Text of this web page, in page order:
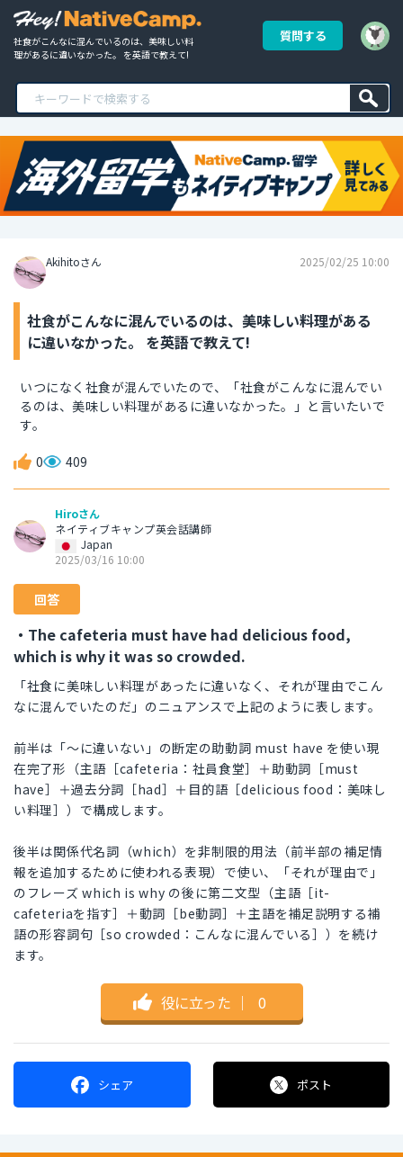
社食がこんなに混んでいるのは、美味しい料
理があるに違いなかった。 を英語で教えて!
質問する
Akihitoさん 2025/02/25 10:00
社食がこんなに混んでいるのは、美味しい料理がある
に違いなかった。 を英語で教えて!
いつになく社食が混んでいたので、「社食がこんなに混んでい
るのは、美味しい料理があるに違いなかった。」と言いたいで
す。
0 409
Hiroさん
ネイティブキャンプ英会話講師
Japan
2025/03/16 10:00
回答
・The cafeteria must have had delicious food,
which is why it was so crowded.
「社食に美味しい料理があったに違いなく、それが理由でこん
なに混んでいたのだ」のニュアンスで上記のように表します。
前半は「～に違いない」の断定の助動詞 must have を使い現
在完了形（主語［cafeteria：社員食堂］＋助動詞［must
have］＋過去分詞［had］＋目的語［delicious food：美味し
い料理］）で構成します。
後半は関係代名詞（which）を非制限的用法（前半部の補足情
報を追加するために使われる表現）で使い、「それが理由で」
のフレーズ which is why の後に第二文型（主語［it-
cafeteriaを指す］＋動詞［be動詞］＋主語を補足説明する補
語の形容詞句［so crowded：こんなに混んでいる］）を続け
ます。
役に立った ｜ 0
シェア ポスト